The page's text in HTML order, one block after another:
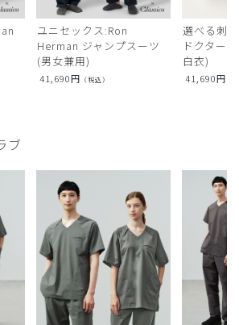
ユニセックス:Ron
Herman ジャンプスーツ
(男女兼用)
41,690円 （税込）
選べる刺
ドクター
白衣)
41,690円
ブ